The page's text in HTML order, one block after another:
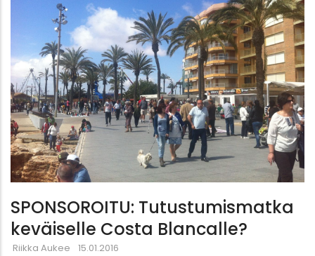
SPONSOROITU: Tutustumismatka
keväiselle Costa Blancalle?
Riikka Aukee 15.01.2016